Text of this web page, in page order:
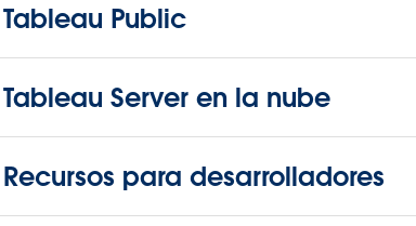
Tableau Public
Tableau Server en la nube
Recursos para desarrolladores